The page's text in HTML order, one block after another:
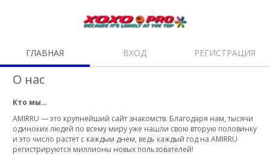
ГЛАВНАЯ ВХОД РЕГИСТРАЦИЯ
О нас
Кто мы…
AMIRRU — это крупнейший сайт знакомств. Благодаря нам, тысячи
одиноких людей по всему миру уже нашли свою вторую половинку
и это число растет с каждым днем, ведь каждый год на AMIRRU
регистрируются миллионы новых пользователей!